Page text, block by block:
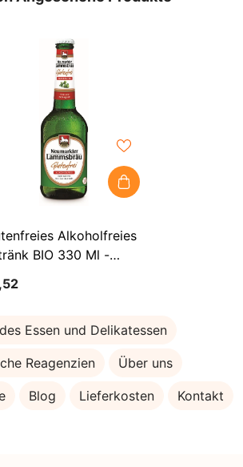
Alkoholfreies
BIO 330 Ml -
Essen und Delikatessen
Reagenzien Über uns
Blog Lieferkosten Kontakt